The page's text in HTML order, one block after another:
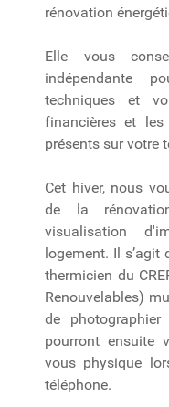
rénovation
Elle vous
indépendante
techniques et
financières et les
présents sur votre
Cet hiver, nous
de la
visualisation
logement. Il
thermicien du
Renouvelables)
de
pourront ensuite
vous physique
téléphone.